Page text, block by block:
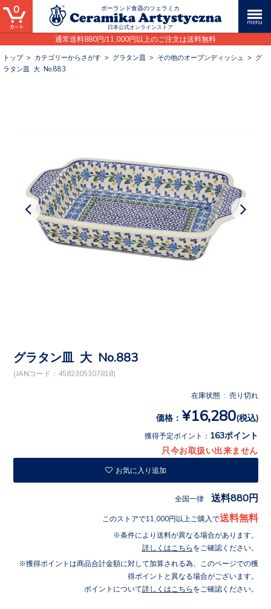
ポーランド食器のツェラミカ
日本公式オンラインストア
通常送料880円/11,000円以上のご注文は送料無料
0
トップ> カテゴリーからさがす > グラタン皿 > その他のオーブンディッシュ > グ
ラタン皿 大 No.883
グラタン皿 大 No.883
(JANコード：4582305307818)
在庫状態 : 売り切れ
価格： ¥16,280(税込)
獲得予定ポイント： 163ポイント
只今お取扱い出来ません
お気に入り追加
全国一律 送料880円
このストアで11,000円以上ご購入で送料無料
条件により送料が異なる場合があります。
詳しくはこちら をご確認ください。
獲得ポイントは商品合計金額に対して加算される為、このページでの獲
得ポイントと異なる場合がございます。
ポイントについて詳しくはこちら をご確認ください。